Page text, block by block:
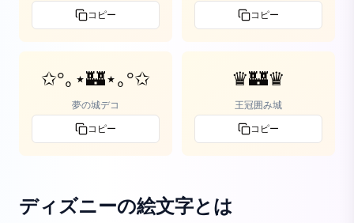
コピー コピー
✩°｡⋆🏰⋆｡°✩
夢の城デコ
コピー
♛🏰♛
王冠囲み城
コピー
ディズニーの絵文字とは